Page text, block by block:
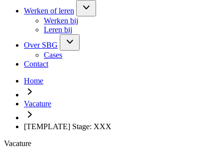
Werken of leren
Werken bij
Leren bij
Over SBG
Cases
Contact
Home
Vacature
[TEMPLATE] Stage: XXX
Vacature